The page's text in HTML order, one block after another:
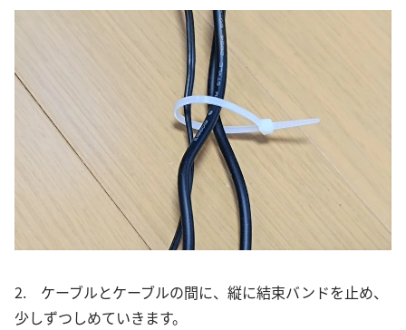
2. ケーブルとケーブルの間に、縦に結束バンドを止め、
少しずつしめていきます。